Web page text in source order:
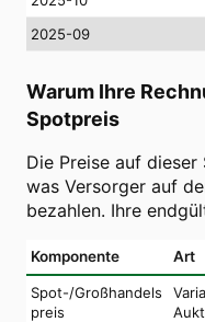
2025-09
Warum Ihre
Spotpreis
Die Preise auf
was Versorger auf
bezahlen. Ihre
Komponente Art
Spot-/Großhandels
preis